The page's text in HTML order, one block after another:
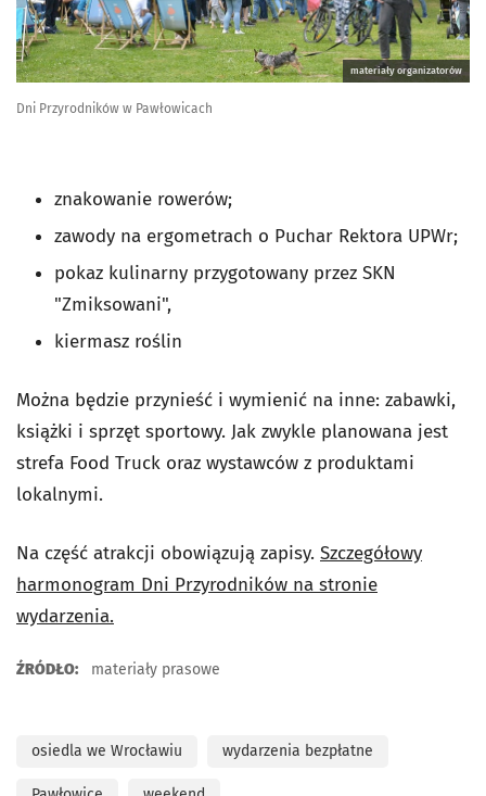
materiały organizatorów
Dni Przyrodników w Pawłowicach
znakowanie rowerów;
zawody na ergometrach o Puchar Rektora UPWr;
pokaz kulinarny przygotowany przez SKN
"Zmiksowani",
kiermasz roślin
Można będzie przynieść i wymienić na inne: zabawki,
książki i sprzęt sportowy. Jak zwykle planowana jest
strefa Food Truck oraz wystawców z produktami
lokalnymi.
Na część atrakcji obowiązują zapisy. Szczegółowy
harmonogram Dni Przyrodników na stronie
wydarzenia.
ŹRÓDŁO: materiały prasowe
osiedla we Wrocławiu wydarzenia bezpłatne